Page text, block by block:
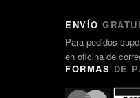
ENVÍO
Para pedidos
en oficina de
FORMAS DE